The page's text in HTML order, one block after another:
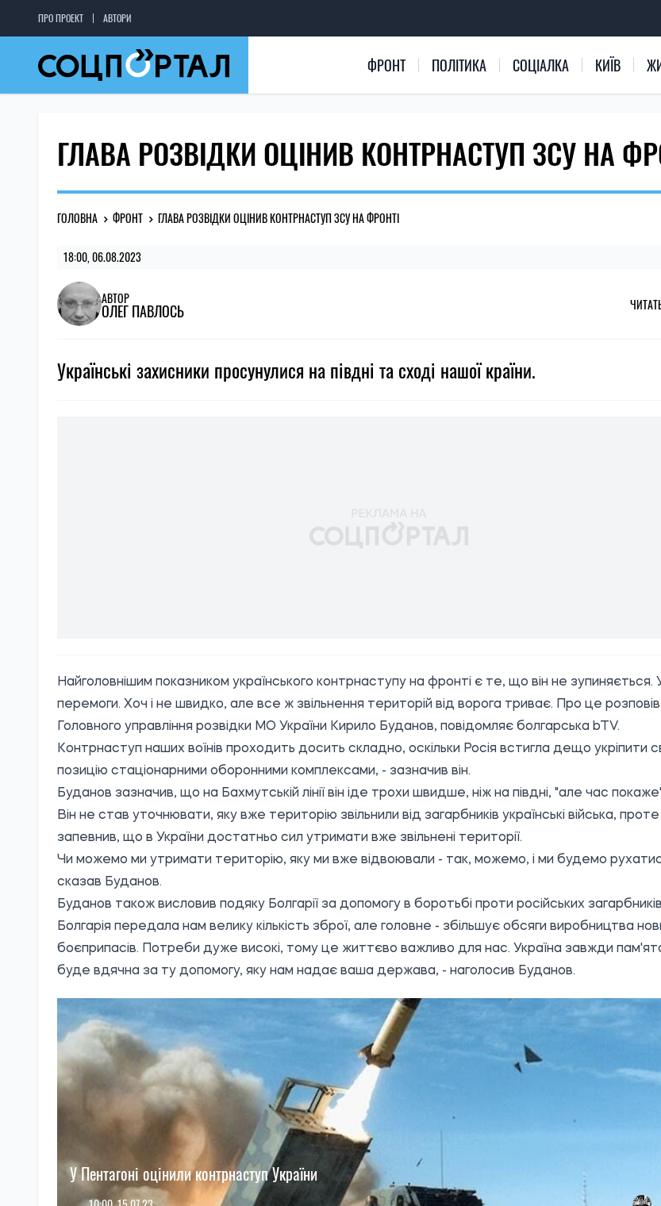
ПРО ПРОЕКТ АВТОРИ
ФРОНТ ПОЛІТИКА СОЦІАЛКА КИЇВ
ГЛАВА РОЗВІДКИ ОЦІНИВ КОНТРНАСТУП ЗСУ НА
ГОЛОВНА ФРОНТ ГЛАВА РОЗВІДКИ ОЦІНИВ КОНТРНАСТУП ЗСУ НА ФРОНТІ
18:00, 06.08.2023
АВТОР
ОЛЕГ ПАВЛОСЬ
Українські захисники просунулися на півдні та сході нашої країни.
Найголовнішим показником українського контрнаступу на фронті є те, що він не
перемоги. Хоч і не швидко, але все ж звільнення територій від ворога триває. Про це розповів
Головного управління розвідки МО України Кирило Буданов, повідомляє болгарська bTV.
Контрнаступ наших воїнів проходить досить складно, оскільки Росія встигла дещо укріпити
позицію стаціонарними оборонними комплексами, - зазначив він.
Буданов зазначив, що на Бахмутській лінії він іде трохи швидше, ніж на півдні, "але час
Він не став уточнювати, яку вже територію звільнили від загарбників українські війська, проте
запевнив, що в України достатньо сил утримати вже звільнені території.
Чи можемо ми утримати територію, яку ми вже відвоювали - так, можемо, і ми будемо
сказав Буданов.
Буданов також висловив подяку Болгарії за допомогу в боротьбі проти російських
Болгарія передала нам велику кількість зброї, але головне - збільшує обсяги виробництва
боєприпасів. Потреби дуже високі, тому це життєво важливо для нас. Україна завжди
буде вдячна за ту допомогу, яку нам надає ваша держава, - наголосив Буданов.
У Пентагоні оцінили контрнаступ України